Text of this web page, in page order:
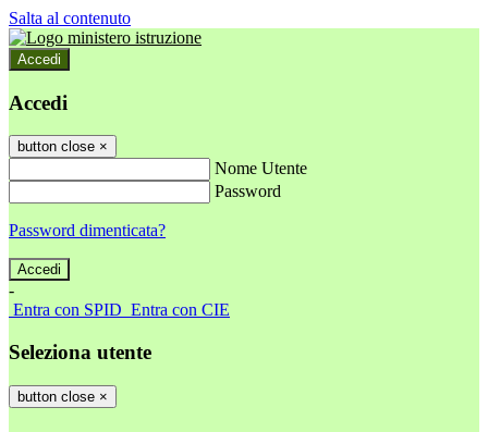
Salta al contenuto
Accedi
Accedi
button close ×
Nome Utente
Password
Password dimenticata?
-
Entra con SPID Entra con CIE
Seleziona utente
button close ×